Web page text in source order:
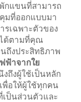
กแขนที่สามารถ
มที่ออกแบบมา
รเฉพาะตัวของ
ด้ตามที่คุณ
ถึงประสิทธิภาพ
ฟ้าจากใย
ถึงผู้ใช้เป็นหลัก
พื่อให้ผู้ใช้ทุกคน
เป็นส่วนตัวและ